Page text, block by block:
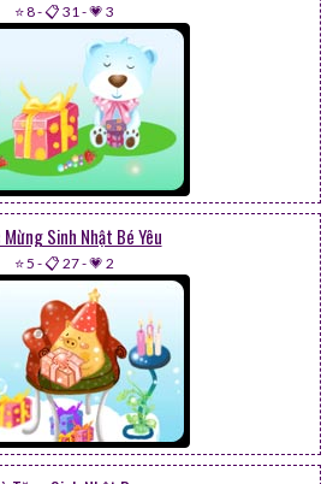
⭐ 8-📋 31-💗 3
Mừng Sinh Nhật Bé Yêu
⭐ 5 -📋 27-💗 2